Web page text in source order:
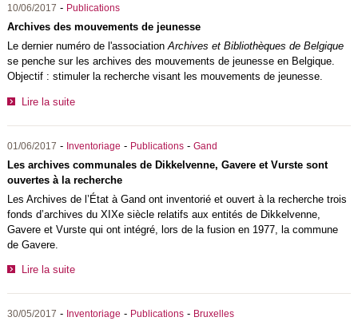
10/06/2017 - Publications
Archives des mouvements de jeunesse
Le dernier numéro de l'association Archives et Bibliothèques de Belgique
se penche sur les archives des mouvements de jeunesse en Belgique.
Objectif : stimuler la recherche visant les mouvements de jeunesse.
Lire la suite
01/06/2017 - Inventoriage - Publications- Gand
Les archives communales de Dikkelvenne, Gavere et Vurste sont
ouvertes à la recherche
Les Archives de l’État à Gand ont inventorié et ouvert à la recherche trois
fonds d’archives du XIXe siècle relatifs aux entités de Dikkelvenne,
Gavere et Vurste qui ont intégré, lors de la fusion en 1977, la commune
de Gavere.
Lire la suite
30/05/2017 - Inventoriage - Publications- Bruxelles